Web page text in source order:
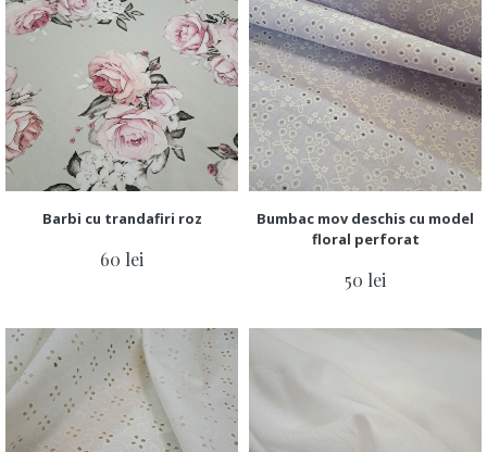
Barbi cu trandafiri roz
60 lei
Bumbac mov deschis cu model
floral perforat
50 lei